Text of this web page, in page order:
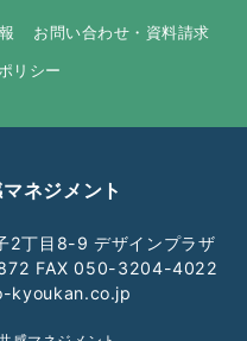
お問い合わせ・資料請求
リシー
ネジメント
2丁目8-9 デザインプラザ
FAX 050-3204-4022
kyoukan.co.jp